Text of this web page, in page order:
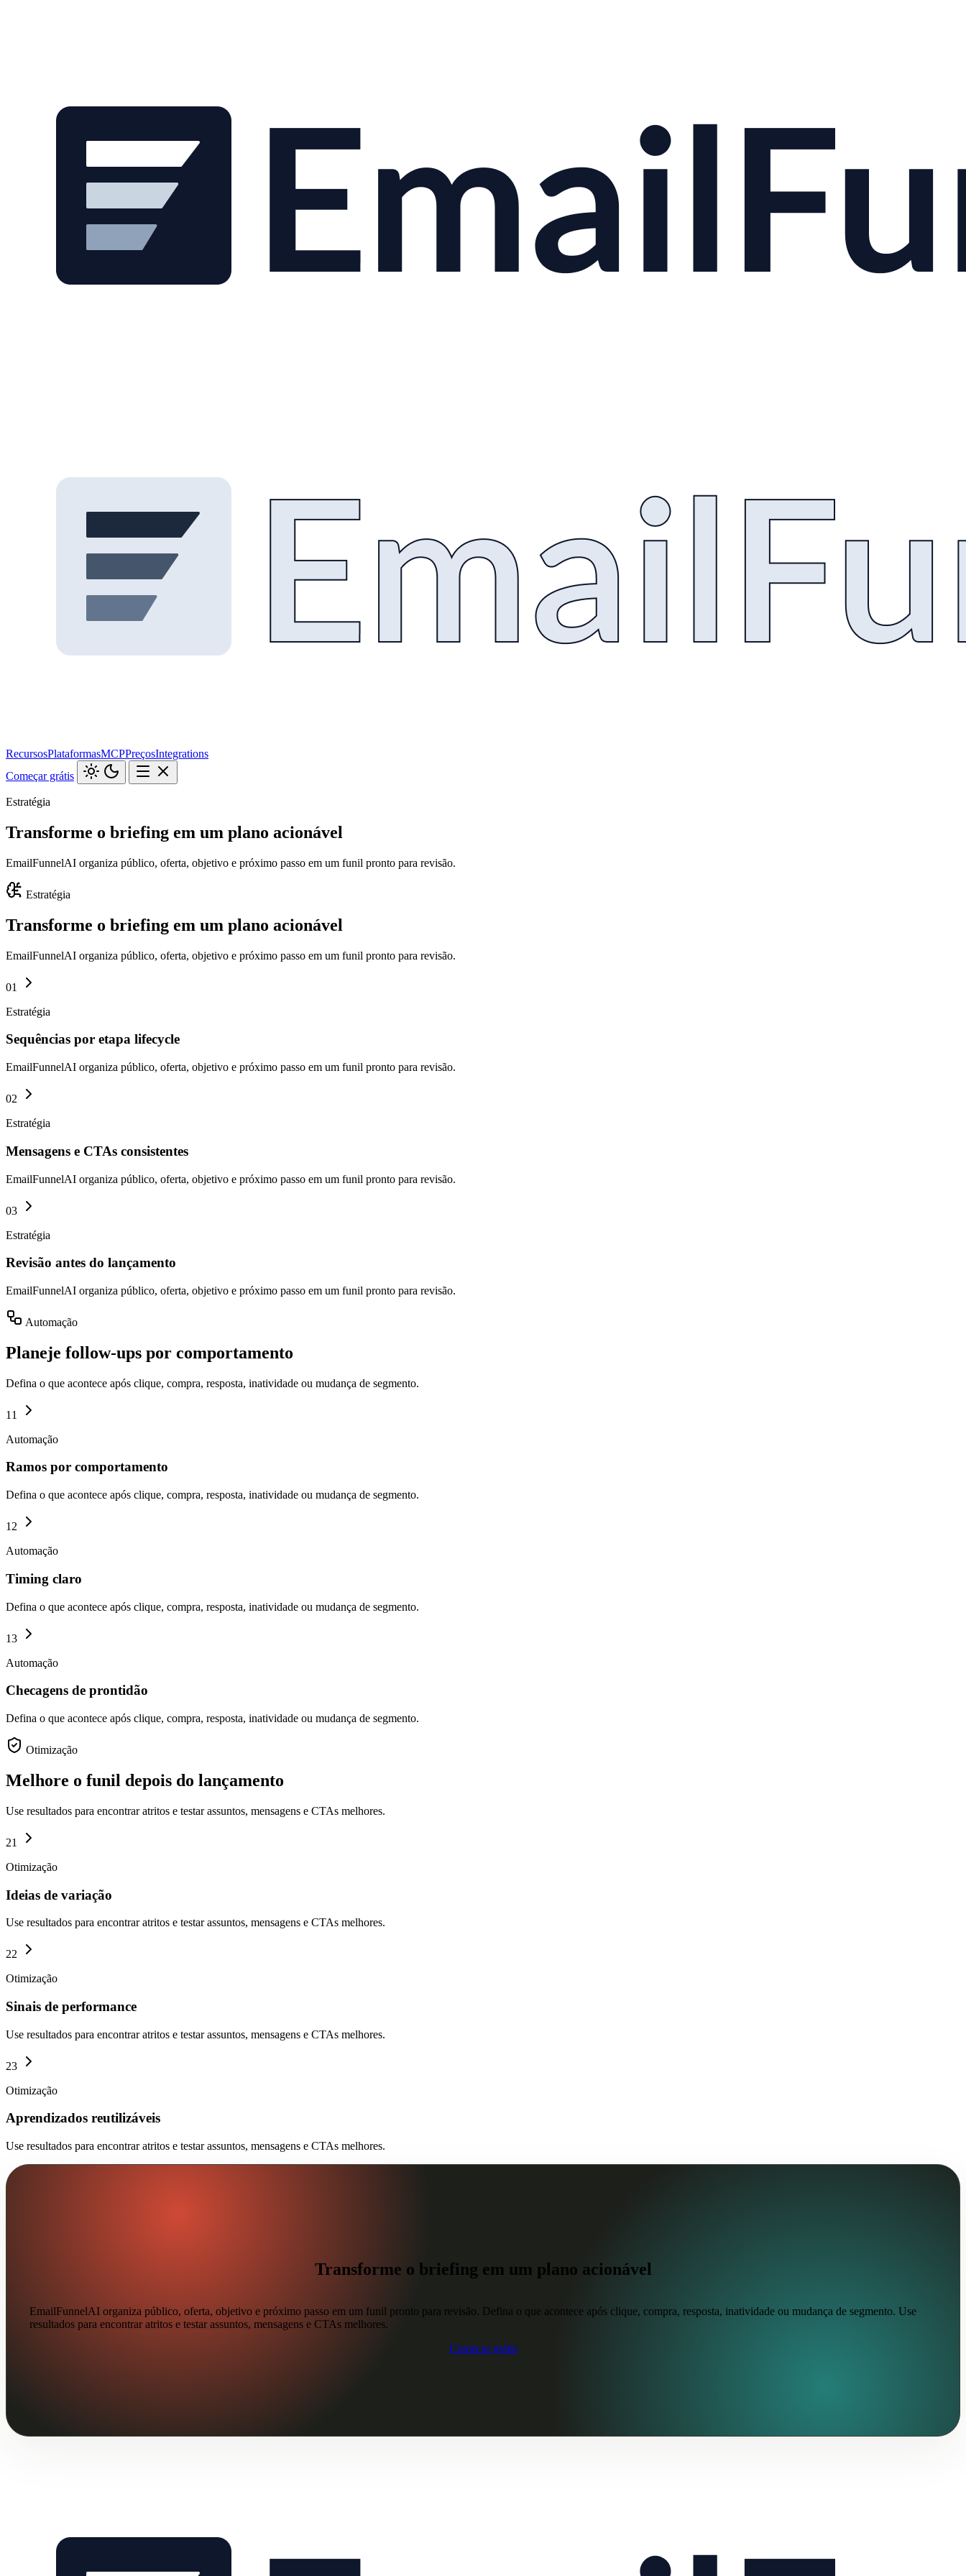
RecursosPlataformasMCPPreçosIntegrations
Começar grátis
Estratégia
Transforme o briefing em um plano acionável
EmailFunnelAI organiza público, oferta, objetivo e próximo passo em um funil pronto para revisão.
Estratégia
Transforme o briefing em um plano acionável
EmailFunnelAI organiza público, oferta, objetivo e próximo passo em um funil pronto para revisão.
01
Estratégia
Sequências por etapa lifecycle
EmailFunnelAI organiza público, oferta, objetivo e próximo passo em um funil pronto para revisão.
02
Estratégia
Mensagens e CTAs consistentes
EmailFunnelAI organiza público, oferta, objetivo e próximo passo em um funil pronto para revisão.
03
Estratégia
Revisão antes do lançamento
EmailFunnelAI organiza público, oferta, objetivo e próximo passo em um funil pronto para revisão.
Automação
Planeje follow-ups por comportamento
Defina o que acontece após clique, compra, resposta, inatividade ou mudança de segmento.
11
Automação
Ramos por comportamento
Defina o que acontece após clique, compra, resposta, inatividade ou mudança de segmento.
12
Automação
Timing claro
Defina o que acontece após clique, compra, resposta, inatividade ou mudança de segmento.
13
Automação
Checagens de prontidão
Defina o que acontece após clique, compra, resposta, inatividade ou mudança de segmento.
Otimização
Melhore o funil depois do lançamento
Use resultados para encontrar atritos e testar assuntos, mensagens e CTAs melhores.
21
Otimização
Ideias de variação
Use resultados para encontrar atritos e testar assuntos, mensagens e CTAs melhores.
22
Otimização
Sinais de performance
Use resultados para encontrar atritos e testar assuntos, mensagens e CTAs melhores.
23
Otimização
Aprendizados reutilizáveis
Use resultados para encontrar atritos e testar assuntos, mensagens e CTAs melhores.
Transforme o briefing em um plano acionável
EmailFunnelAI organiza público, oferta, objetivo e próximo passo em um funil pronto para revisão. Defina o que acontece após clique, compra, resposta, inatividade ou mudança de segmento. Use
resultados para encontrar atritos e testar assuntos, mensagens e CTAs melhores.
Começar grátis